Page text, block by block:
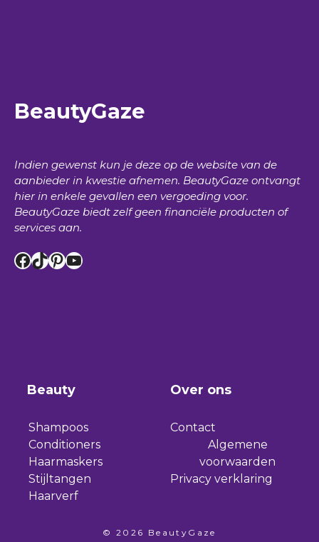
BeautyGaze
Indien gewenst kun je deze op de website van de
aanbieder in kwestie afnemen. BeautyGaze ontvangt
hier in enkele gevallen een vergoeding voor.
BeautyGaze biedt zelf geen financiële producten of
services aan.
Facebook
TikTok
Pinterest
YouTube
Beauty
Shampoos
Conditioners
Haarmaskers
Stijltangen
Haarverf
Over ons
Contact
Algemene
voorwaarden
Privacy verklaring
© 2026 BeautyGaze